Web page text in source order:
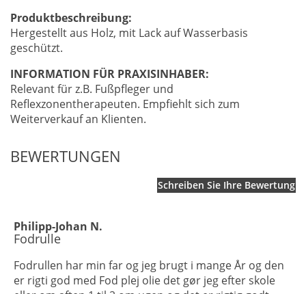
Produktbeschreibung:
Hergestellt aus Holz, mit Lack auf Wasserbasis
geschützt.
INFORMATION FÜR PRAXISINHABER:
Relevant für z.B. Fußpfleger und
Reflexzonentherapeuten. Empfiehlt sich zum
Weiterverkauf an Klienten.
BEWERTUNGEN
Schreiben Sie Ihre Bewertung
Philipp-Johan N.
Fodrulle
Fodrullen har min far og jeg brugt i mange År og den
er rigti god med Fod plej olie det gør jeg efter skole